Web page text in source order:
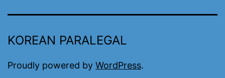
KOREAN PARALEGAL
Proudly powered by WordPress.